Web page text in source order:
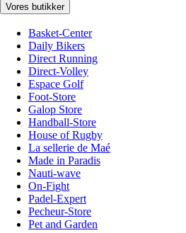
Vores butikker
Basket-Center
Daily Bikers
Direct Running
Direct-Volley
Espace Golf
Foot-Store
Galop Store
Handball-Store
House of Rugby
La sellerie de Maé
Made in Paradis
Nauti-wave
On-Fight
Padel-Expert
Pecheur-Store
Pet and Garden